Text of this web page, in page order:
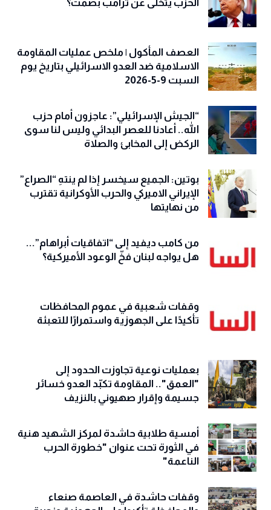
الحزب يتخلّى عن ترامب بصمت؟
العصف المأكول | ملخص عمليات المقاومة
الاسلامية ضد العدو الاسرائيلي بتاريخ يوم
السبت 9-5-2026
“الجيش الإسرائيلي”: عاجزون أمام حزب
الله.. أعادنا للعصر البدائي وليس لنا سوى
الركض إلى المخابئ والصلاة
بوتين: الجميع سيخسر إذا لم ينتهِ “الصراع”
الإيراني الاميركي والحرب الأوكرانية تقترب
من نهايتها
من كامب ديفيد إلى “اتفاقيات أبراهام”...
هل يواجه لبنان فخّ الوعود الأميركية؟
وقفات شعبية في عموم المحافظات
تأكيدًا على الجهوزية واستمرارًا للتعبئة
بعمليات نوعية تجاوزت الحدود إلى
"العمق".. المقاومة تكبّد العدو خسائر
جسيمة وإقرار صهيوني بالنزيف
أمسية طلابية حاشدة لمركز الشهيد هنية
في الثورة تحت عنوان "خطورة الحرب
الناعمة"
وقفات حاشدة في العاصمة صنعاء